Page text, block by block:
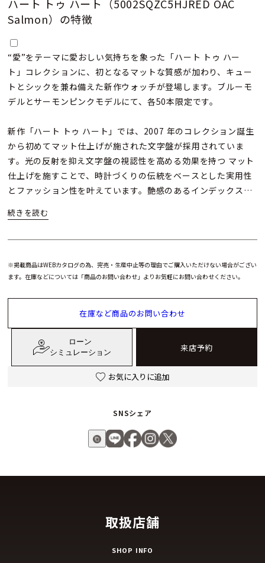
ハート トゥ ハート（5002SQZC5HJRED OAC
Salmon）の特徴
“愛”をテーマに愛おしい気持ちを象った「ハート トゥ ハー
ト」コレクションに、初となるマットな質感が加わり、キュー
トとシックを兼ね備えた新作ウォッチが登場します。ブルーモ
デルとサーモンピンクモデルにて、各50本限定です。
新作「ハート トゥ ハート」では、2007 年のコレクション誕生
から初めてマット仕上げが施された文字盤が採用されていま
す。光の反射を抑え文字盤の視認性を高める効果を持つ マット
仕上げを施すことで、時計づくりの伝統をベースとした実用性
とファッション性を叶えています。艶感のあるインデックスと
トのモチーフにより唯一無二の個性を放ちます。
コニックなビザン数字の周囲をレッドのラインが取り囲むこと
で、ブルーとレッドのカラーリングが大人の洒脱さを演出。サ
すべてのディテールをレッドカラーで統一しました。リュウズ
なバランスで成り立っています。
大切な人へ愛を伝えるギフトアイテムとして、自分自身をより
愛するためのプラスワンアイテムとして、フランク ミュラーが
※掲載商品はWEBカタログの為、完売・生産中止等の理由でご購入いただけない場合がござい
ます。在庫などについては「商品のお問い合わせ」よりお気軽にお問い合わせください。
在庫など商品のお問い合わせ
ローン
シミュレーション
来店予約
お気に入りに追加
SNSシェア
取扱店舗
SHOP INFO